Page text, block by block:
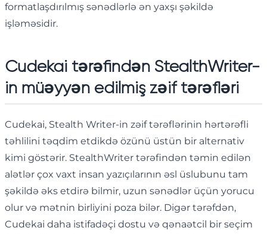
formatlaşdırılmış sənədlərlə ən yaxşı şəkildə
işləməsidir.
Cudekai tərəfindən StealthWriter-
in müəyyən edilmiş zəif tərəfləri
Cudekai, Stealth Writer-in zəif tərəflərinin hərtərəfli
təhlilini təqdim etdikdə özünü üstün bir alternativ
kimi göstərir. StealthWriter tərəfindən təmin edilən
alətlər çox vaxt insan yazıçılarının əsl üslubunu tam
şəkildə əks etdirə bilmir, uzun sənədlər üçün yorucu
olur və mətnin birliyini poza bilər. Digər tərəfdən,
Cudekai daha istifadəçi dostu və qənaətcil bir seçim